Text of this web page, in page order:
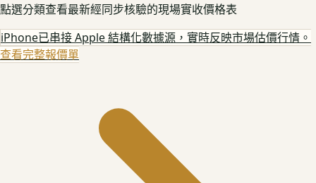
點選分類查看最新經同步核驗的現場實收價格表
iPhone已串接 Apple 結構化數據源，實時反映市場估價行情。
查看完整報價單